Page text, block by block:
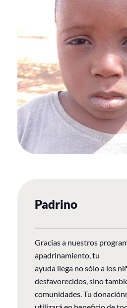
Padrino
Gracias a nuestros
apadrinamiento, tu
ayuda llega no sólo a los
desfavorecidos, sino
comunidades. Tu